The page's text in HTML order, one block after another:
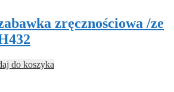
zręcznościowa /ze
do koszyka